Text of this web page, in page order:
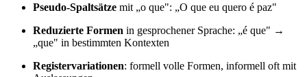
Pseudo-Spaltsätze mit „o que": „O que eu quero é paz"
Reduzierte Formen in gesprochener Sprache: „é que" →
„que" in bestimmten Kontexten
Registervariationen: formell volle Formen, informell oft mit